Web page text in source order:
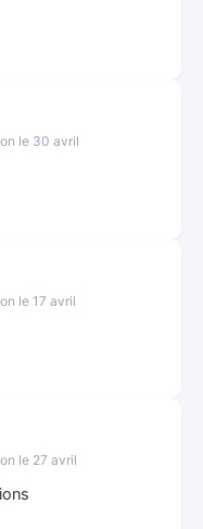
le 30 avril
le 17 avril
le 27 avril